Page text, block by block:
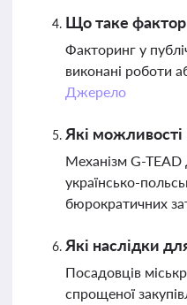
Що таке
Факторинг у
виконані роботи
Джерело
Які можливості
Механізм G-
українсько-
бюрократичних
Які наслідки
Посадовців
спрощеної